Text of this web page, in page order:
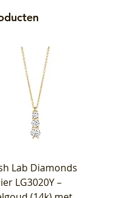
Lab Diamonds
LG3020Y –